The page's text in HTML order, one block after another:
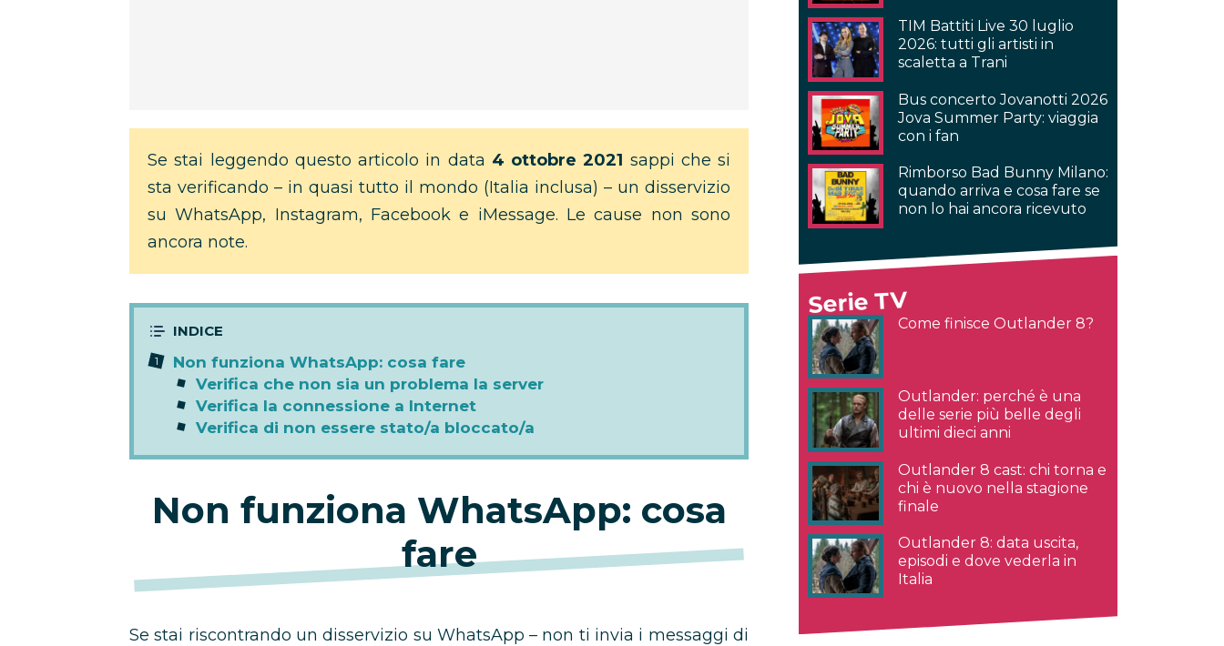
Se stai leggendo questo articolo in data 4 ottobre 2021 sappi che si
sta verificando – in quasi tutto il mondo (Italia inclusa) – un disservizio
su WhatsApp, Instagram, Facebook e iMessage. Le cause non sono
ancora note.
Non funziona WhatsApp: cosa fare
Verifica che non sia un problema la server
Verifica la connessione a Internet
Verifica di non essere stato/a bloccato/a
Non funziona WhatsApp: cosa
fare
Se stai riscontrando un disservizio su WhatsApp – non ti invia i messaggi di
TIM Battiti Live 30 luglio
2026: tutti gli artisti in
scaletta a Trani
Bus concerto Jovanotti 2026
Jova Summer Party: viaggia
con i fan
Rimborso Bad Bunny Milano:
quando arriva e cosa fare se
non lo hai ancora ricevuto
Serie TV
Come finisce Outlander 8?
Outlander: perché è una
delle serie più belle degli
ultimi dieci anni
Outlander 8 cast: chi torna e
chi è nuovo nella stagione
finale
Outlander 8: data uscita,
episodi e dove vederla in
Italia